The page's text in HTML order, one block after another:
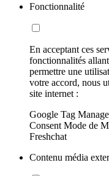
Fonctionnalité
En acceptant ces
fonctionnalités
permettre une
votre accord, nous
site internet :
Google Tag
Consent Mode de
Freshchat
Contenu média